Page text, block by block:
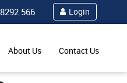
566 Login
About Us Contact Us